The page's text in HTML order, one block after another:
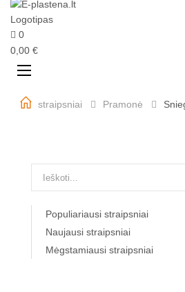
0
0,00 €
Perjungti
☰
straipsniai Pramonė
Populiariausi straipsniai
Naujausi straipsniai
Mėgstamiausi straipsniai